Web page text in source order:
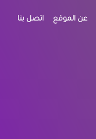
عن الموقع اتصل بنا